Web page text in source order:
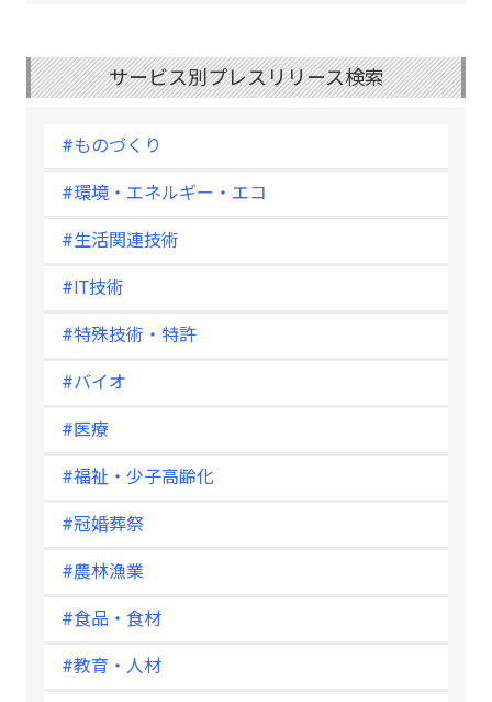
サービス別プレスリリース検索
#ものづくり
#環境・エネルギー・エコ
#生活関連技術
#IT技術
#特殊技術・特許
#バイオ
#医療
#福祉・少子高齢化
#冠婚葬祭
#農林漁業
#食品・食材
#教育・人材